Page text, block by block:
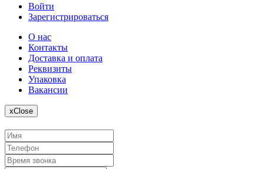
Войти
Зарегистрироваться
О нас
Контакты
Доставка и оплата
Реквизиты
Упаковка
Вакансии
xClose